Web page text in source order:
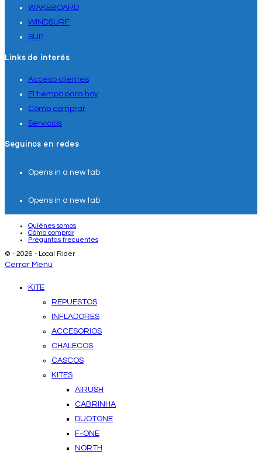
WAKEBOARD
WINDSURF
SUP
Links de interés
Acceso clientes
El tiempo para hoy
Cómo comprar
Servicios
Seguinos en redes
Opens in a new tab
Opens in a new tab
Quiénes somos
Cómo comprar
Preguntas frecuentes
© - 2026 - Local Rider
Cerrar Menú
KITE
REPUESTOS
INFLADORES
ACCESORIOS
CHALECOS
CASCOS
KITES
AIRUSH
CABRINHA
DUOTONE
F-ONE
NORTH